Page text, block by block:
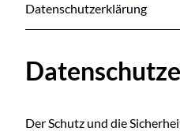
Datenschutzerklärung
Der Schutz und die